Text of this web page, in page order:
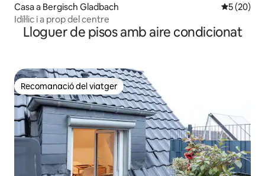
Casa a Bergisch Gladbach 5 de
5 (20)
Idíl·lic i a prop del centre
Lloguer de pisos amb aire condicionat
Recomanació del viatger
Recomanació del viatger